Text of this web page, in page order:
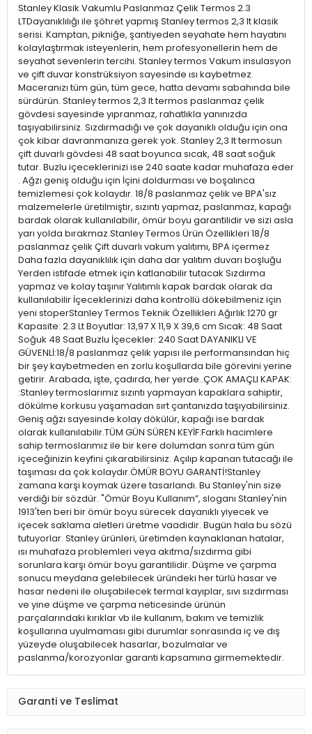
Stanley Klasik Vakumlu Paslanmaz Çelik Termos 2.3
LTDayanıklılığı ile şöhret yapmış Stanley termos 2,3 lt klasik
serisi. Kamptan, pikniğe, şantiyeden seyahate hem hayatını
kolaylaştırmak isteyenlerin, hem profesyonellerin hem de
seyahat sevenlerin tercihi. Stanley termos Vakum insulasyon
ve çift duvar konstrüksiyon sayesinde ısı kaybetmez.
Maceranızı tüm gün, tüm gece, hatta devamı sabahında bile
sürdürün. Stanley termos 2,3 lt termos paslanmaz çelik
gövdesi sayesinde yıpranmaz, rahatlıkla yanınızda
taşıyabilirsiniz. Sızdırmadığı ve çok dayanıklı olduğu için ona
çok kibar davranmanıza gerek yok. Stanley 2,3 lt termosun
çift duvarlı gövdesi 48 saat boyunca sıcak, 48 saat soğuk
tutar. Buzlu içeceklerinizi ise 240 saate kadar muhafaza eder
. Ağzı geniş olduğu için İçini doldurması ve boşalınca
temizlemesi çok kolaydır. 18/8 paslanmaz çelik ve BPA'sız
malzemelerle üretilmiştir, sızıntı yapmaz, paslanmaz, kapağı
bardak olarak kullanılabilir, ömür boyu garantilidir ve sizi asla
yarı yolda bırakmaz.Stanley Termos Ürün Özellikleri 18/8
paslanmaz çelik Çift duvarlı vakum yalıtımı, BPA içermez
Daha fazla dayanıklılık için daha dar yalıtım duvarı boşluğu
Yerden istifade etmek için katlanabilir tutacak Sızdırma
yapmaz ve kolay taşınır Yalıtımlı kapak bardak olarak da
kullanılabilir İçeceklerinizi daha kontrollü dökebilmeniz için
yeni stoperStanley Termos Teknik Özellikleri Ağırlık:1270 gr
Kapasite: 2.3 Lt Boyutlar: 13,97 X 11,9 X 39,6 cm Sıcak: 48 Saat
Soğuk 48 Saat Buzlu İçecekler: 240 Saat DAYANIKLI VE
GÜVENLİ:18/8 paslanmaz çelik yapısı ile performansından hiç
bir şey kaybetmeden en zorlu koşullarda bile görevini yerine
getirir. Arabada, işte, çadırda, her yerde..ÇOK AMAÇLI KAPAK:
:Stanley termoslarımız sızıntı yapmayan kapaklara sahiptir,
dökülme korkusu yaşamadan sırt çantanızda taşıyabilirsiniz.
Geniş ağzı sayesinde kolay dökülür, kapağı ise bardak
olarak kullanılabilir.TÜM GÜN SÜREN KEYİF:Farklı hacimlere
sahip termoslarımız ile bir kere dolumdan sonra tüm gün
içeceğinizin keyfini çıkarabilirsiniz. Açılıp kapanan tutacağı ile
taşıması da çok kolaydır.ÖMÜR BOYU GARANTİ!Stanley
zamana karşı koymak üzere tasarlandı. Bu Stanley'nin size
verdiği bir sözdür. "Ömür Boyu Kullanım”, sloganı Stanley'nin
1913'ten beri bir ömür boyu sürecek dayanıklı yiyecek ve
içecek saklama aletleri üretme vaadidir. Bugün hala bu sözü
tutuyorlar. Stanley ürünleri, üretimden kaynaklanan hatalar,
ısı muhafaza problemleri veya akıtma/sızdırma gibi
sorunlara karşı ömür boyu garantilidir. Düşme ve çarpma
sonucu meydana gelebilecek üründeki her türlü hasar ve
hasar nedeni ile oluşabilecek termal kayıplar, sıvı sızdırması
ve yine düşme ve çarpma neticesinde ürünün
parçalarındaki kırıklar vb ile kullanım, bakım ve temizlik
koşullarına uyulmaması gibi durumlar sonrasında iç ve dış
yüzeyde oluşabilecek hasarlar, bozulmalar ve
paslanma/korozyonlar garanti kapsamına girmemektedir.
Garanti ve Teslimat